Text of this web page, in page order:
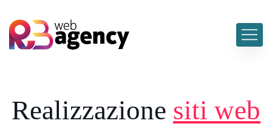
Realizzazione siti web